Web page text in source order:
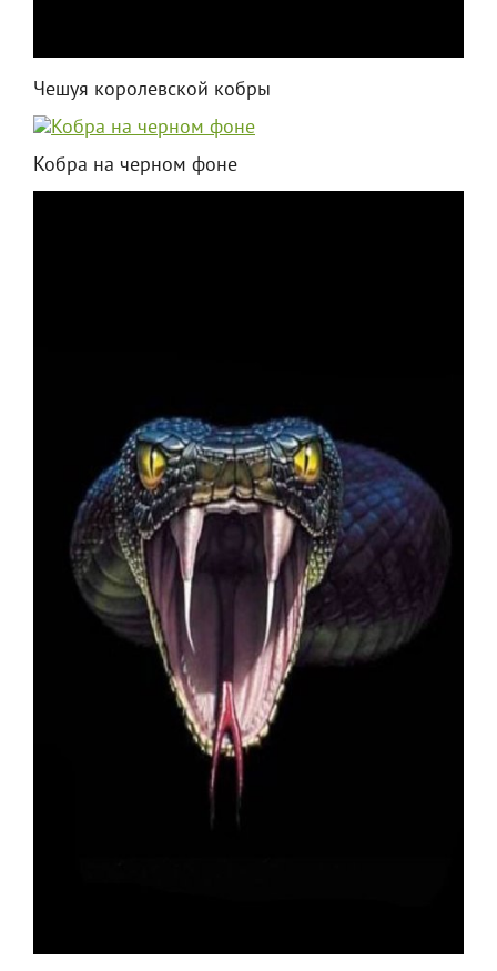
Чешуя королевской кобры
Кобра на черном фоне